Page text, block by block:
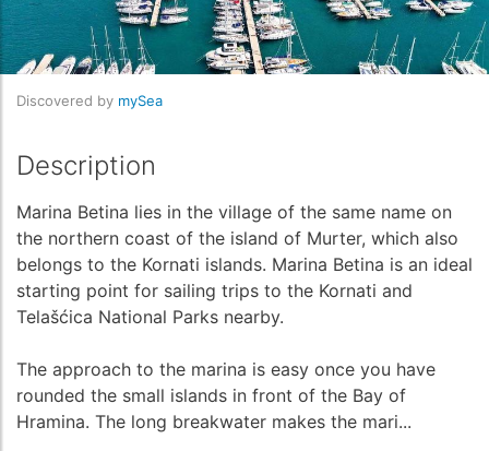
Discovered by mySea
Description
Marina Betina lies in the village of the same name on
the northern coast of the island of Murter, which also
belongs to the Kornati islands. Marina Betina is an ideal
starting point for sailing trips to the Kornati and
Telašćica National Parks nearby.
The approach to the marina is easy once you have
rounded the small islands in front of the Bay of
Hramina. The long breakwater makes the mari...